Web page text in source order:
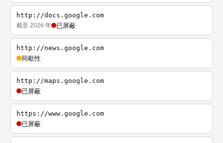
http://docs.google.com
截至 2026 年 已屏蔽
http://news.google.com
间歇性
http://maps.google.com
已屏蔽
https://www.google.com
已屏蔽